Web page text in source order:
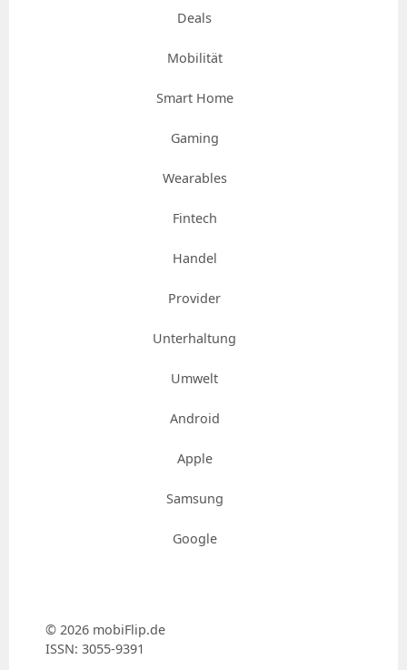
Deals
Mobilität
Smart Home
Gaming
Wearables
Fintech
Handel
Provider
Unterhaltung
Umwelt
Android
Apple
Samsung
Google
© 2026 mobiFlip.de
ISSN: 3055-9391